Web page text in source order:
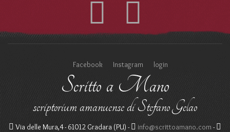
Facebook Instagram login
Scritto a Mano
scriptorium amanuense di Stefano Gelao
Via delle Mura,4 - 61012 Gradara (PU) - info@scrittoamano.com -